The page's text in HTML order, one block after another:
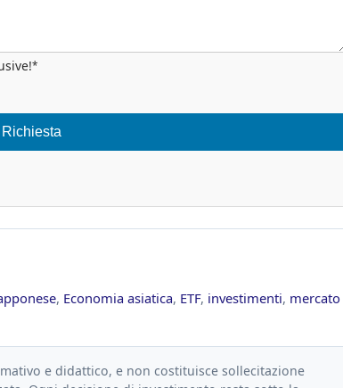
*
Richiesta
, Economia asiatica, ETF, investimenti, mercato
e didattico, e non costituisce sollecitazione